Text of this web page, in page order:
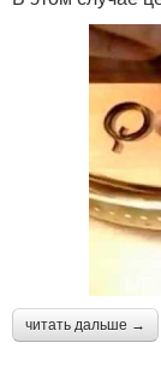
читать дальше →